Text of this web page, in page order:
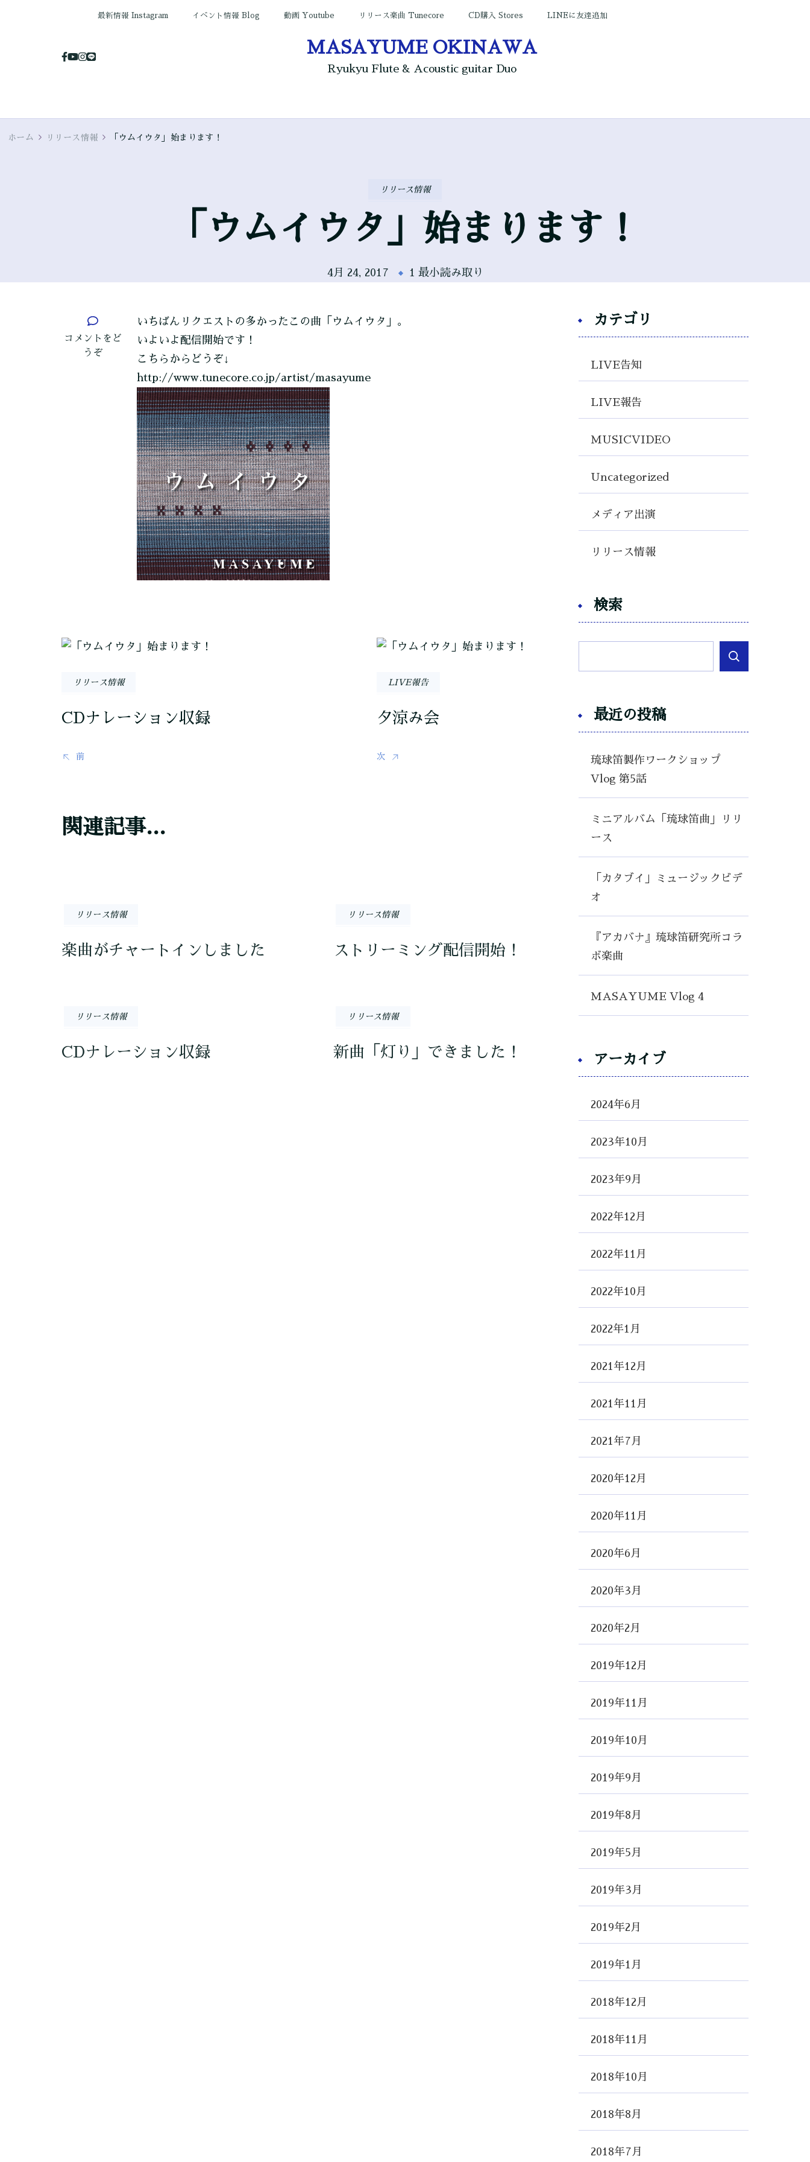
最新情報 Instagram イベント情報 Blog 動画 Youtube リリース楽曲 Tunecore CD購入 Stores LINEに友達追加
MASAYUME OKINAWA
Ryukyu Flute & Acoustic guitar Duo
ホーム リリース情報 「ウムイウタ」始まります！
リリース情報
「ウムイウタ」始まります！
4月 24, 2017 1 最小読み取り
コメントをど
うぞ
(「ウ
ム
いちばんリクエストの多かったこの曲「ウムイウタ」。
いよいよ配信開始です！
こちらからどうぞ↓
http://www.tunecore.co.jp/artist/masayume
投
稿
ゲ
シ
ョ
リリース情報
CDナレーション収録
前
LIVE報告
夕涼み会
次
関連記事...
リリース情報
楽曲がチャートインしました
リリース情報
ストリーミング配信開始！
リリース情報
CDナレーション収録
リリース情報
新曲「灯り」できました！
カテゴリ
LIVE告知
LIVE報告
MUSICVIDEO
Uncategorized
メディア出演
リリース情報
検索
最近の投稿
琉球笛製作ワークショップ
Vlog 第5話
ミニアルバム「琉球笛曲」リリ
ース
「カタブイ」ミュージックビデ
オ
『アカバナ』琉球笛研究所コラ
ボ楽曲
MASAYUME Vlog 4
アーカイブ
2024年6月
2023年10月
2023年9月
2022年12月
2022年11月
2022年10月
2022年1月
2021年12月
2021年11月
2021年7月
2020年12月
2020年11月
2020年6月
2020年3月
2020年2月
2019年12月
2019年11月
2019年10月
2019年9月
2019年8月
2019年5月
2019年3月
2019年2月
2019年1月
2018年12月
2018年11月
2018年10月
2018年8月
2018年7月